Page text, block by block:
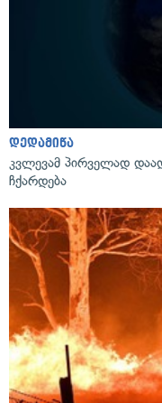
დედამიწა
კვლევამ პირველად
ჩქარდება